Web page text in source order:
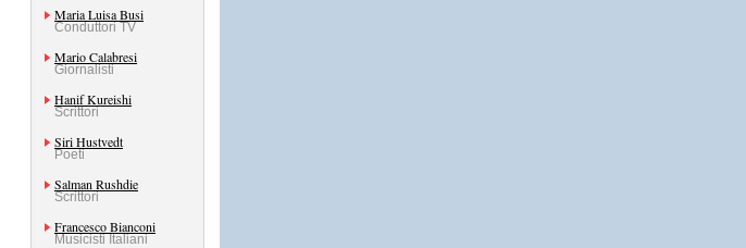
Maria Luisa Busi
Conduttori TV
Mario Calabresi
Giornalisti
Hanif Kureishi
Scrittori
Siri Hustvedt
Poeti
Salman Rushdie
Scrittori
Francesco Bianconi
Musicisti Italiani